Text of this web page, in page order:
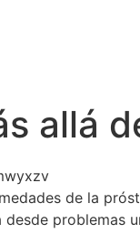
allá
de la
problemas